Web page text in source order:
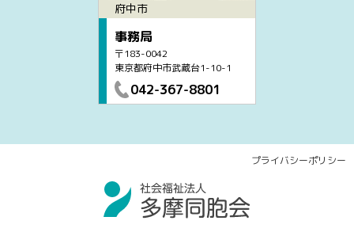
府中市
事務局
〒183-0042
東京都府中市武蔵台1-10-1
042-367-8801
プライバシーポリシー